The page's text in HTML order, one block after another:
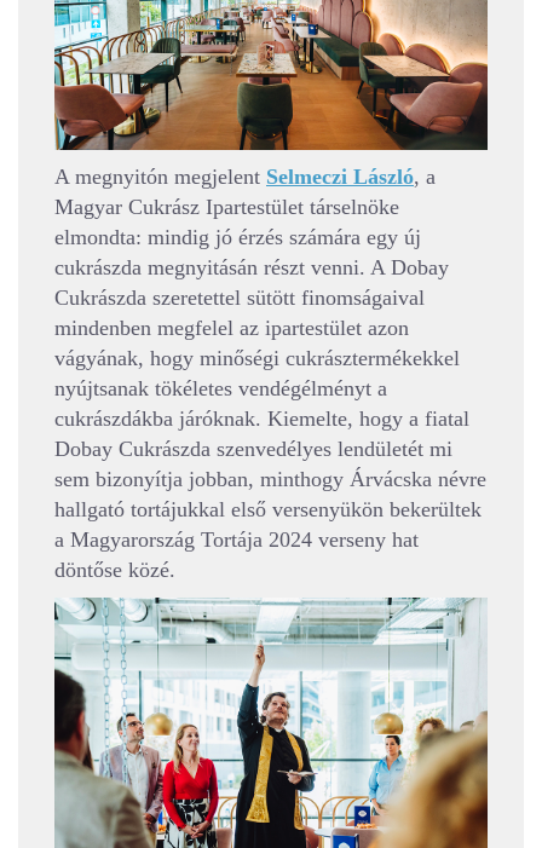
A megnyitón megjelent Selmeczi László, a
Magyar Cukrász Ipartestület társelnöke
elmondta: mindig jó érzés számára egy új
cukrászda megnyitásán részt venni. A Dobay
Cukrászda szeretettel sütött finomságaival
mindenben megfelel az ipartestület azon
vágyának, hogy minőségi cukrásztermékekkel
nyújtsanak tökéletes vendégélményt a
cukrászdákba járóknak. Kiemelte, hogy a fiatal
Dobay Cukrászda szenvedélyes lendületét mi
sem bizonyítja jobban, minthogy Árvácska névre
hallgató tortájukkal első versenyükön bekerültek
a Magyarország Tortája 2024 verseny hat
döntőse közé.